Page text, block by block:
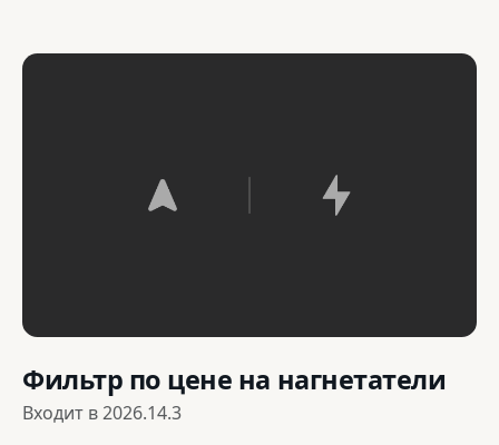
Фильтр по цене на нагнетатели
Входит в2026.14.3